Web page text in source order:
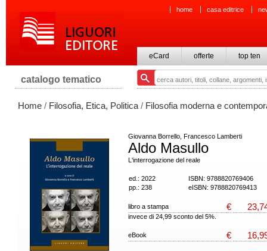
home casa editrice
eCard offerte top ten
catalogo tematico
Home / Filosofia, Etica, Politica / Filosofia moderna e
Giovanna Borrello, Francesco Lamberti
Aldo Masullo
L'interrogazione del reale
ed.: 2022
ISBN: 9788820769406
pp.: 238
eISBN: 9788820769413
libro a stampa €
invece di 24,99 sconto del 5%.
eBook €